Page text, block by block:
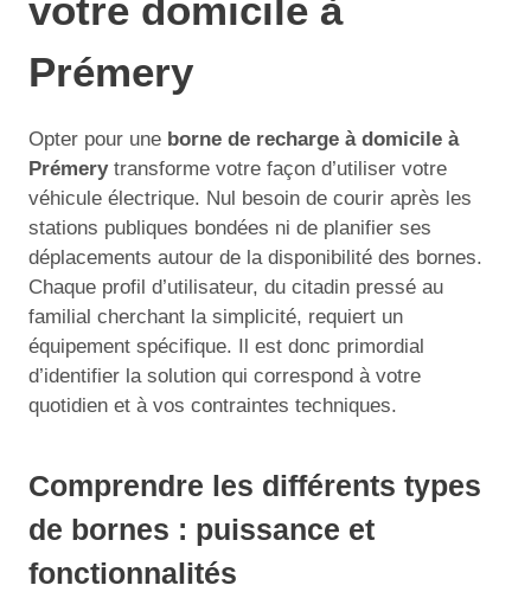
votre domicile à
Prémery
Opter pour une borne de recharge à domicile à
Prémerytransforme votre façon d’utiliser votre
véhicule électrique. Nul besoin de courir après les
stations publiques bondées ni de planifier ses
déplacements autour de la disponibilité des bornes.
Chaque profil d’utilisateur, du citadin pressé au
familial cherchant la simplicité, requiert un
équipement spécifique. Il est donc primordial
d’identifier la solution qui correspond à votre
quotidien et à vos contraintes techniques.
Comprendre les différents types
de bornes : puissance et
fonctionnalités